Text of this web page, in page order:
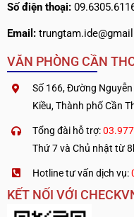
Số điện thoại:
Email:
VĂN PHÒNG CẦN
Số 166, Đường
Kiều, Thành phố Cần
Tổng đài hỗ trợ:
Thứ 7 và Chủ nhật từ
Hotline tư vấn dịch vụ:
KẾT NỐI VỚI